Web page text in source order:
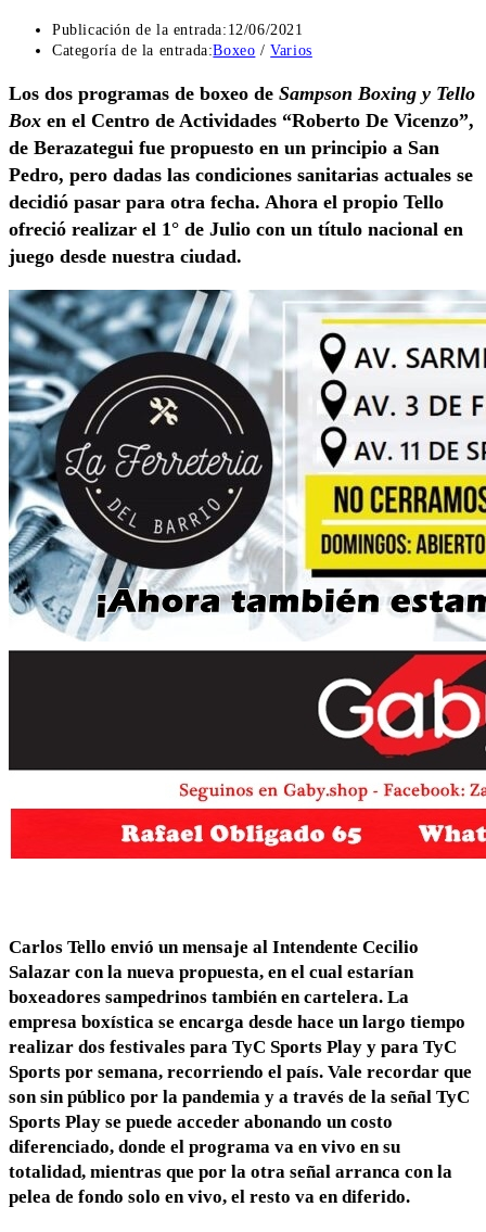
Publicación de la entrada: 12/06/2021
Categoría de la entrada:Boxeo / Varios
Los dos programas de boxeo de Sampson Boxing y Tello
Box en el Centro de Actividades “Roberto De Vicenzo”,
de Berazategui fue propuesto en un principio a San
Pedro, pero dadas las condiciones sanitarias actuales se
decidió pasar para otra fecha. Ahora el propio Tello
ofreció realizar el 1° de Julio con un título nacional en
juego desde nuestra ciudad.
Carlos Tello envió un mensaje al Intendente Cecilio
Salazar con la nueva propuesta, en el cual estarían
boxeadores sampedrinos también en cartelera. La
empresa boxística se encarga desde hace un largo tiempo
realizar dos festivales para TyC Sports Play y para TyC
Sports por semana, recorriendo el país. Vale recordar que
son sin público por la pandemia y a través de la señal TyC
Sports Play se puede acceder abonando un costo
diferenciado, donde el programa va en vivo en su
totalidad, mientras que por la otra señal arranca con la
pelea de fondo solo en vivo, el resto va en diferido.